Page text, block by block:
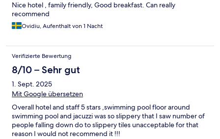
Nice hotel , family friendly, Good breakfast. Can really
recommend
Ovidiu, Aufenthalt von 1 Nacht
Verifizierte Bewertung
8/10 – Sehr gut
1. Sept. 2025
Mit Google übersetzen
Overall hotel and staff 5 stars ,swimming pool floor around
swimming pool and jacuzzi was so slippery that I saw number of
people falling down do to slippery tiles unacceptable for that
reason I would not recommend it !!!